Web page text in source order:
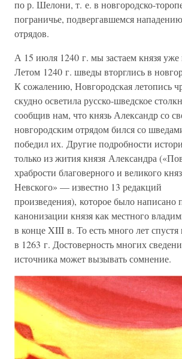
по р. Шелони, т. е. в новгородско-
пограничье, подвергавшемся
отрядов.
А 15 июля 1240 г. мы застаем князя уже
Летом 1240 г. шведы вторглись в
К сожалению, Новгородская летопись
скудно осветила русско-шведское
сообщив нам, что князь Александр со
новгородским отрядом бился со
победил их. Другие подробности
только из жития князя Александра
храбрости благоверного и великого
Невского» — известно 13 редакций
произведения), которое было написано
канонизации князя как местного
в конце XIII в. То есть много лет спустя
в 1263 г. Достоверность многих
источника может вызывать сомнение.